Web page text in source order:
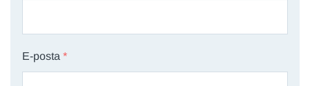
E-posta *